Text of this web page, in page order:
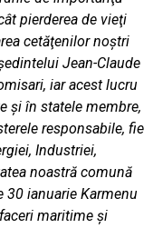
pierderea de vieţi
cetăţenilor noştri
Jean-Claude
iar acest lucru
şi în statele membre,
responsabile, fie
Industriei,
noastră comună
30 ianuarie Karmenu
maritime şi